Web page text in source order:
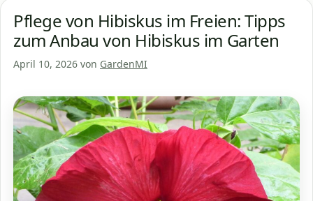
Pflege von Hibiskus im Freien: Tipps
zum Anbau von Hibiskus im Garten
April 10, 2026 von GardenMI